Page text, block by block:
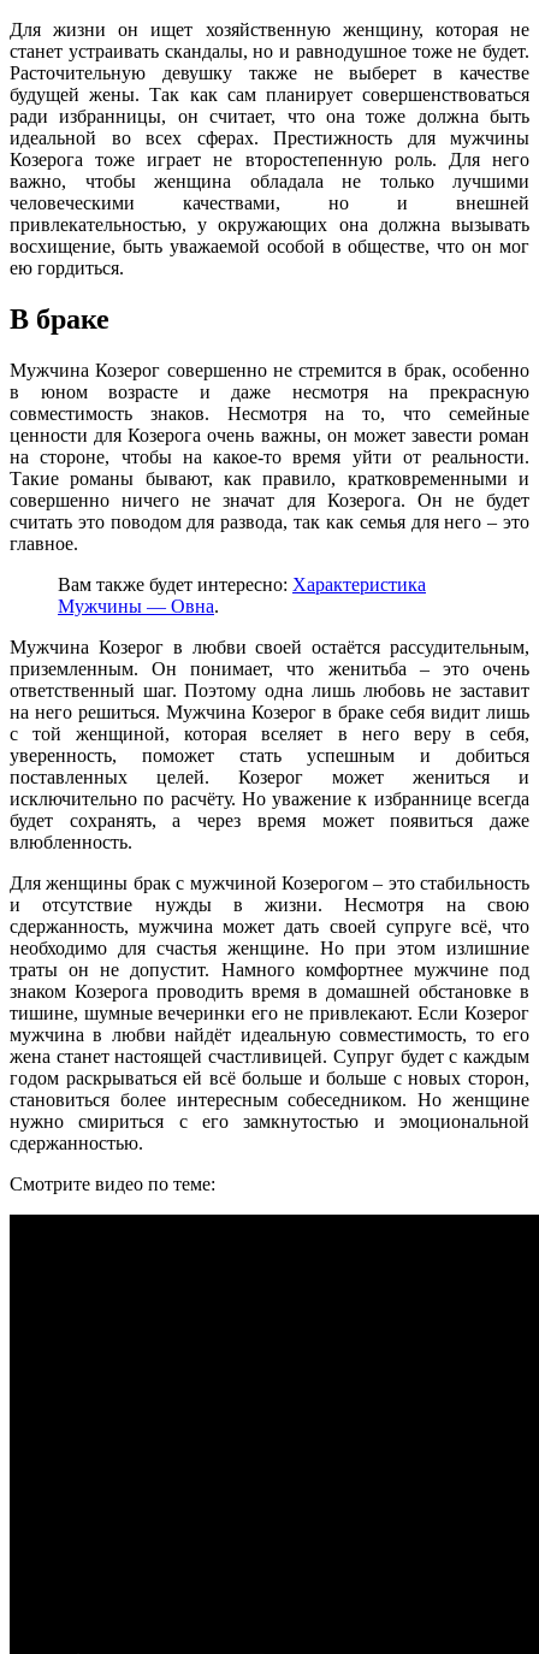
Для жизни он ищет хозяйственную женщину, которая не
станет устраивать скандалы, но и равнодушное тоже не будет.
Расточительную девушку также не выберет в качестве
будущей жены. Так как сам планирует совершенствоваться
ради избранницы, он считает, что она тоже должна быть
идеальной во всех сферах. Престижность для мужчины
Козерога тоже играет не второстепенную роль. Для него
важно, чтобы женщина обладала не только лучшими
человеческими качествами, но и внешней
привлекательностью, у окружающих она должна вызывать
восхищение, быть уважаемой особой в обществе, что он мог
ею гордиться.
В браке
Мужчина Козерог совершенно не стремится в брак, особенно
в юном возрасте и даже несмотря на прекрасную
совместимость знаков. Несмотря на то, что семейные
ценности для Козерога очень важны, он может завести роман
на стороне, чтобы на какое-то время уйти от реальности.
Такие романы бывают, как правило, кратковременными и
совершенно ничего не значат для Козерога. Он не будет
считать это поводом для развода, так как семья для него – это
главное.
Вам также будет интересно: Характеристика
Мужчины — Овна.
Мужчина Козерог в любви своей остаётся рассудительным,
приземленным. Он понимает, что женитьба – это очень
ответственный шаг. Поэтому одна лишь любовь не заставит
на него решиться. Мужчина Козерог в браке себя видит лишь
с той женщиной, которая вселяет в него веру в себя,
уверенность, поможет стать успешным и добиться
поставленных целей. Козерог может жениться и
исключительно по расчёту. Но уважение к избраннице всегда
будет сохранять, а через время может появиться даже
влюбленность.
Для женщины брак с мужчиной Козерогом – это стабильность
и отсутствие нужды в жизни. Несмотря на свою
сдержанность, мужчина может дать своей супруге всё, что
необходимо для счастья женщине. Но при этом излишние
траты он не допустит. Намного комфортнее мужчине под
знаком Козерога проводить время в домашней обстановке в
тишине, шумные вечеринки его не привлекают. Если Козерог
мужчина в любви найдёт идеальную совместимость, то его
жена станет настоящей счастливицей. Супруг будет с каждым
годом раскрываться ей всё больше и больше с новых сторон,
становиться более интересным собеседником. Но женщине
нужно смириться с его замкнутостью и эмоциональной
сдержанностью.
Смотрите видео по теме: